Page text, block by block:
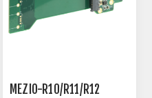
MEZIO-R10/R11/R12